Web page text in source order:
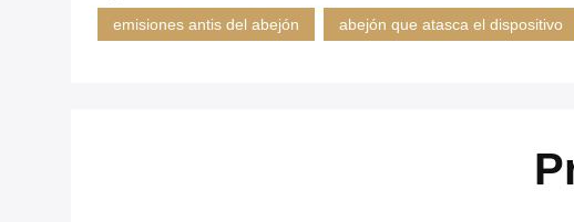
emisiones antis del abejón abejón que atasca el dispositivo